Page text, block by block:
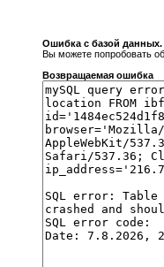
Ошибка с базой данных.
Вы можете попробовать
Возвращаемая ошибка